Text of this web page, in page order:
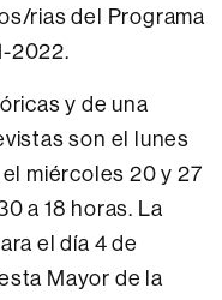
rias del Programa
2022.
y de una
son el lunes
el miércoles 20 y 27
a 18 horas. La
el día 4 de
Mayor de la